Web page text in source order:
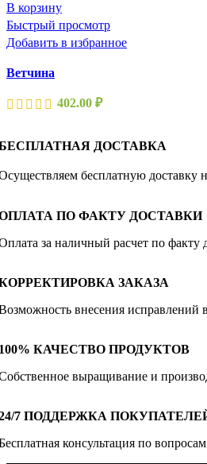
В корзину
Быстрый просмотр
Добавить в избранное
Ветчина
402.00 ₽
ДОСТАВКА
бесплатную доставку
ПО ФАКТУ ДОСТАВКИ
за наличный расчет по факту
ЗАКАЗА
внесения исправлений в
КАЧЕСТВО ПРОДУКТОВ
выращивание и
7 ПОДДЕРЖКА
консультация по